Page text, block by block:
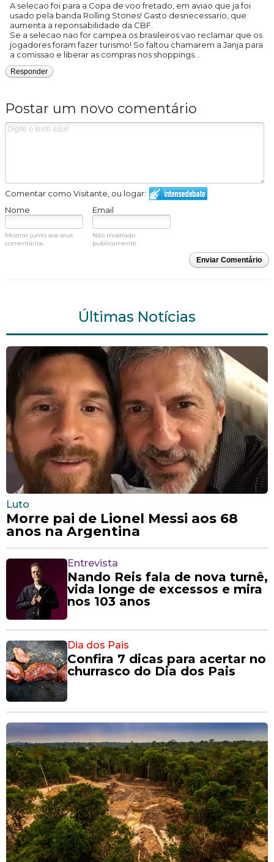
A selecao foi para a Copa de voo fretado, em aviao que ja foi
usado pela banda Rolling Stones! Gasto desnecessario, que
aumenta a reponsabilidade da CBF.
Se a selecao nao for campea os brasileiros vao reclamar que os
jogadores foram fazer turismo! So faltou chamarem a Janja para
a comissao e liberar as compras nos shoppings...
Responder
Postar um novo comentário
Comentar como Visitante, ou logar:
Nome
Email
Mostrar junto aos seus
comentários.
Não mostrado
publicamente.
Enviar Comentário
Últimas Notícias
Luto
Morre pai de Lionel Messi aos 68
anos na Argentina
Entrevista
Nando Reis fala de nova turnê,
vida longe de excessos e mira
nos 103 anos
Dia dos Pais
Confira 7 dicas para acertar no
churrasco do Dia dos Pais